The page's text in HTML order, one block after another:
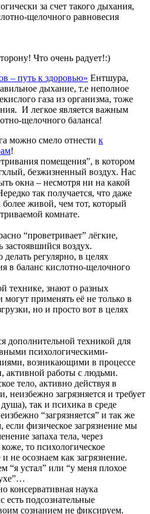
за счет такого дыхания,
щелочного равновесия
Что очень радует!:)
– путь к здоровью» Ентшура,
дыхание, т.е неполное
газа из организма, тоже
И легкое является важным
щелочного баланса!
можно смело отнести к
!
помещения”, в котором
безжизненный воздух. Нас
окна – несмотря ни на какой
так получается, что даже
живой, чем тот, который
комнате.
“проветривает” лёгкие,
застоявшийся воздух.
регулярно, в целях
в баланс кислотно-щелочного
технике, знают о разных
применять её не только в
но и просто вот в целях
дополнительной техникой для
психологическими-
возникающими в процессе
активной работы с людьми.
тело, активно действуя в
неизбежно загрязняется и требует
так и психика в среде
“загрязняется” и так же
физическое загрязнение мы
запаха тела, через
то психологическое
не осознаем как загрязнение.
“я устал” или “у меня плохое
консервативная наука
есть подсознательные
сознанием не фиксируем.